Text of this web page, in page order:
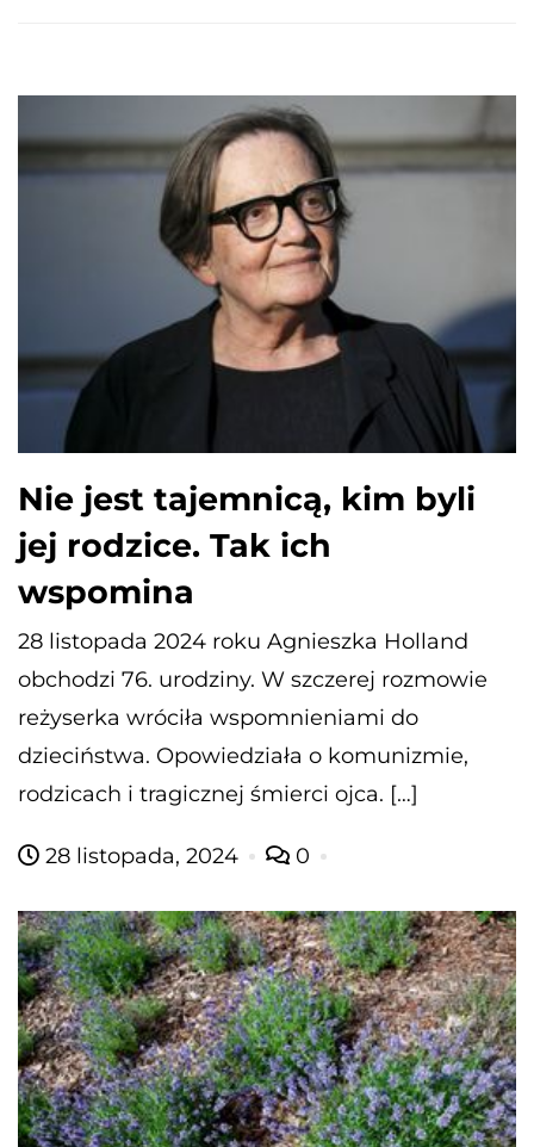
Nie jest tajemnicą, kim byli
jej rodzice. Tak ich
wspomina
28 listopada 2024 roku Agnieszka Holland
obchodzi 76. urodziny. W szczerej rozmowie
reżyserka wróciła wspomnieniami do
dzieciństwa. Opowiedziała o komunizmie,
rodzicach i tragicznej śmierci ojca. […]
28 listopada, 2024 0